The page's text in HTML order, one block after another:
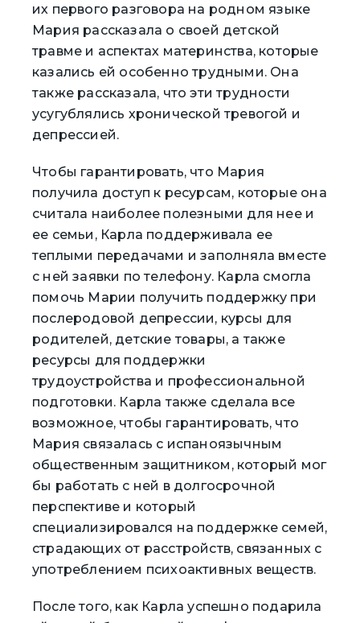
их первого разговора на родном языке
Мария рассказала о своей детской
травме и аспектах материнства, которые
казались ей особенно трудными. Она
также рассказала, что эти трудности
усугублялись хронической тревогой и
депрессией.
Чтобы гарантировать, что Мария
получила доступ к ресурсам, которые она
считала наиболее полезными для нее и
ее семьи, Карла поддерживала ее
теплыми передачами и заполняла вместе
с ней заявки по телефону. Карла смогла
помочь Марии получить поддержку при
послеродовой депрессии, курсы для
родителей, детские товары, а также
ресурсы для поддержки
трудоустройства и профессиональной
подготовки. Карла также сделала все
возможное, чтобы гарантировать, что
Мария связалась с испаноязычным
общественным защитником, который мог
бы работать с ней в долгосрочной
перспективе и который
специализировался на поддержке семей,
страдающих от расстройств, связанных с
употреблением психоактивных веществ.
После того, как Карла успешно подарила